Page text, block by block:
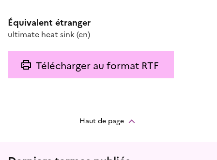
Équivalent étranger
ultimate heat sink (en)
Télécharger au format RTF
Haut de page